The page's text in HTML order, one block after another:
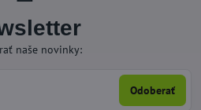
naše novinky:
Odoberať